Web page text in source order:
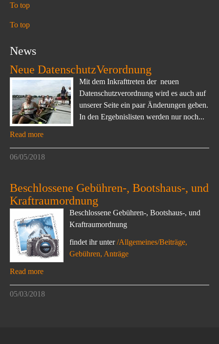
To top
To top
News
Neue DatenschutzVerordnung
Mit dem Inkrafttreten der neuen
Datenschutzverordnung wird es auch auf
unserer Seite ein paar Änderungen geben.
In den Ergebnislisten werden nur noch...
Read more
06/05/2018
Beschlossene Gebühren-, Bootshaus-, und
Kraftraumordnung
Beschlossene Gebühren-, Bootshaus-, und
Kraftraumordnung
findet ihr unter/Allgemeines/Beiträge,
Gebühren, Anträge
Read more
05/03/2018